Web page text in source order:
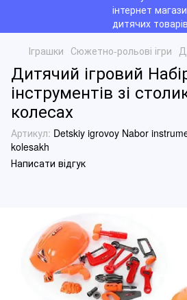
Іграшки Сюжетно-рольові ігри
Дитячий ігровий
інструментів зі
колесах
Артикул: Detskiy igrovoy Nabor
kolesakh
Написати відгук